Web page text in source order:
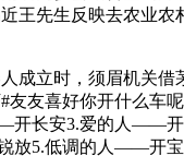
王先生反映去农业农
立时，须眉机关借
#友友喜好你开什么车
开长安3.爱的人——开
5.低调的人——开宝